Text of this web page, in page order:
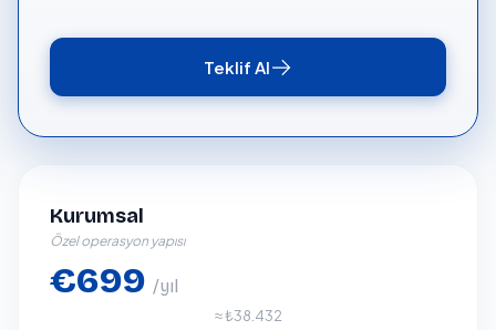
Teklif Al
Kurumsal
Özel operasyon yapısı
€699 /yıl
≈ ₺38.432